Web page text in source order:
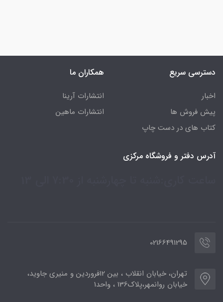
دسترسی سریع
اخبار
پیش فروش ها
کتاب های در دست چاپ
همکاران ما
انتشارات آرینا
انتشارات ماهین
آدرس دفتر و فروشگاه مرکزی
02166491295
تهران، خیابان انقلاب ، بین 12فروردین و منیری جاوید،
خیابان روانمهر،پلاک136 ، واحد1